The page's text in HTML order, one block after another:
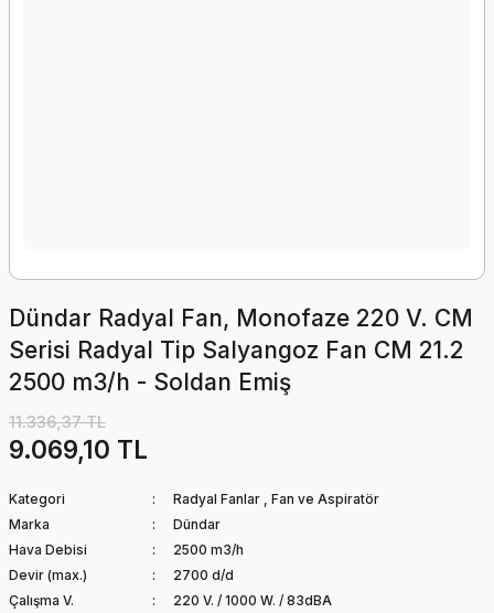
Dündar Radyal Fan, Monofaze 220 V. CM
Serisi Radyal Tip Salyangoz Fan CM 21.2
2500 m3/h - Soldan Emiş
11.336,37 TL
9.069,10 TL
Kategori Radyal Fanlar , Fan ve Aspiratör
Marka
Dündar
Hava Debisi
2500 m3/h
Devir (max.)
2700 d/d
Çalışma V.
220 V. / 1000 W. / 83dBA